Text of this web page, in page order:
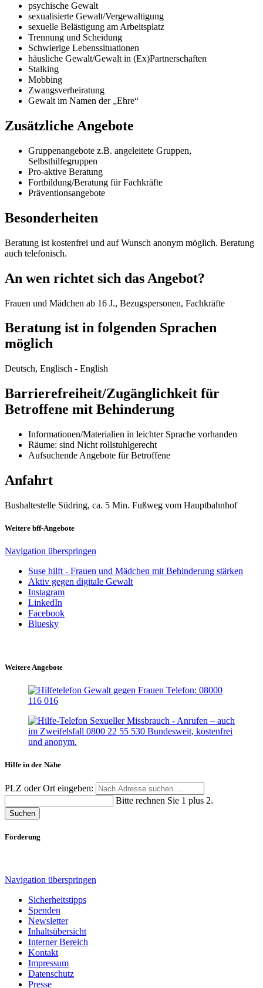
psychische Gewalt
sexualisierte Gewalt/Vergewaltigung
sexuelle Belästigung am Arbeitsplatz
Trennung und Scheidung
Schwierige Lebenssituationen
häusliche Gewalt/Gewalt in (Ex)Partnerschaften
Stalking
Mobbing
Zwangsverheiratung
Gewalt im Namen der „Ehre“
Zusätzliche Angebote
Gruppenangebote z.B. angeleitete Gruppen,
Selbsthilfegruppen
Pro-aktive Beratung
Fortbildung/Beratung für Fachkräfte
Präventionsangebote
Besonderheiten
Beratung ist kostenfrei und auf Wunsch anonym möglich. Beratung
auch telefonisch.
An wen richtet sich das Angebot?
Frauen und Mädchen ab 16 J., Bezugspersonen, Fachkräfte
Beratung ist in folgenden Sprachen
möglich
Deutsch, Englisch - English
Barrierefreiheit/Zugänglichkeit für
Betroffene mit Behinderung
Informationen/Materialien in leichter Sprache vorhanden
Räume: sind Nicht rollstuhlgerecht
Aufsuchende Angebote für Betroffene
Anfahrt
Bushaltestelle Südring, ca. 5 Min. Fußweg vom Hauptbahnhof
Weitere bff-Angebote
Navigation überspringen
Suse hilft - Frauen und Mädchen mit Behinderung stärken
Aktiv gegen digitale Gewalt
Instagram
LinkedIn
Facebook
Bluesky
Weitere Angebote
Hilfe in der Nähe
PLZ oder Ort eingeben:
Bitte rechnen Sie 1 plus 2.
Suchen
Förderung
Navigation überspringen
Sicherheitstipps
Spenden
Newsletter
Inhaltsübersicht
Interner Bereich
Kontakt
Impressum
Datenschutz
Presse